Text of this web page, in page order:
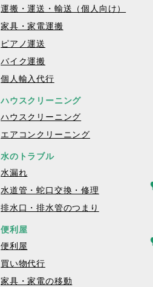
運搬・運送・輸送（個人向け）
家具・家電運搬
ピアノ運送
バイク運搬
個人輸入代行
ハウスクリーニング
ハウスクリーニング
エアコンクリーニング
水のトラブル
水漏れ
水道管・蛇口交換・修理
排水口・排水管のつまり
便利屋
便利屋
買い物代行
家具・家電の移動